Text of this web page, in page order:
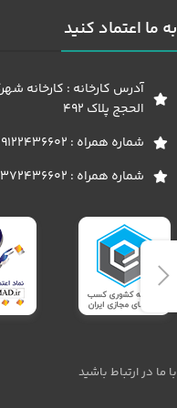
به ما اعتماد کنید
آدرس کارخانه : کارخانه
الحجج پلاک 492
شماره همراه : 09122436602
شماره همراه : 09372436602
با ما در ارتباط باشید